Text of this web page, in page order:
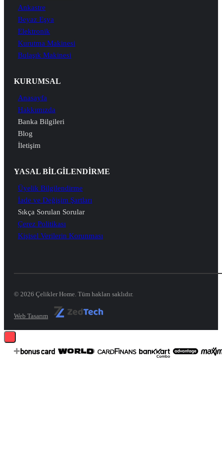
Ankastre
Beyaz Eşya
Elektronik
Kurutma Makinesi
Bulaşık Makinesi
KURUMSAL
Anasayfa
Hakkımızda
Banka Bilgileri
Blog
İletişim
YASAL BİLGİLENDİRME
Üyelik Bilgilendirme
İade ve Değişim Şartları
Sıkça Sorulan Sorular
Çerez Politikası
Kişisel Verilerin Korunması
© 2026 Çelikler Home. Tüm hakları saklıdır.
Web Tasarım